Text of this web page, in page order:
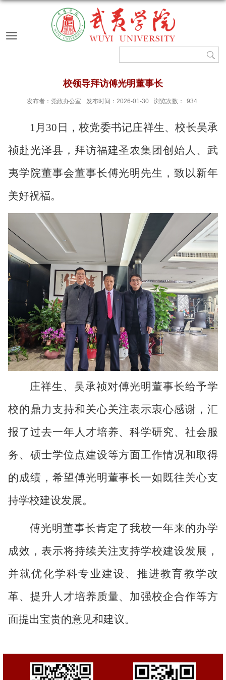
校领导拜访傅光明董事长
发布者：党政办公室 发布时间：2026-01-30 浏览次数： 934
1月 30 日，校党委书记庄祥生、校长吴承
祯赴光泽县，拜访福建圣农集团创始人、武
夷学院董事会董事长傅光明先生，致以新年
美好祝福。
庄祥生、吴承祯对傅光明董事长给予学
校的鼎力支持和关心关注表示衷心感谢，汇
报了过去一年 人才培养、科学研究、社会服
务、 硕士学位 点建设等方面工作情况和取得
的成绩 ，希望傅光明董事长一如既往关心支
持学校建设发展。
傅光明董事长肯定了我校一年来的办学
成效 ，表示将持续关注支持学校建设发展，
并就优化学科专业建设、推进教育教学改
革、 提升 人才培养 质量、 加强校企合作等方
面提出宝贵的意见和建议。